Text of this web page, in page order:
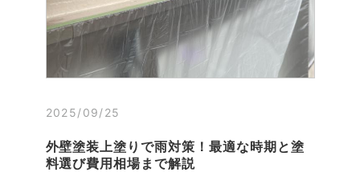
2025/09/25
外壁塗装上塗りで雨対策！最適な時期と塗
料選び費用相場まで解説